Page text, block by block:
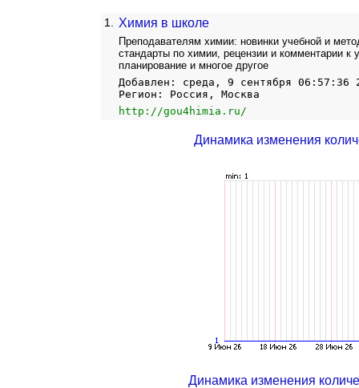
1. Химия в школе
Преподавателям химии: новинки учебной и
стандарты по химии, рецензии и комментарии
планирование и многое другое
Добавлен: среда, 9 сентября 06:57:36
Регион: Россия, Москва
http://gou4himia.ru/
Динамика изменения
Динамика изменения